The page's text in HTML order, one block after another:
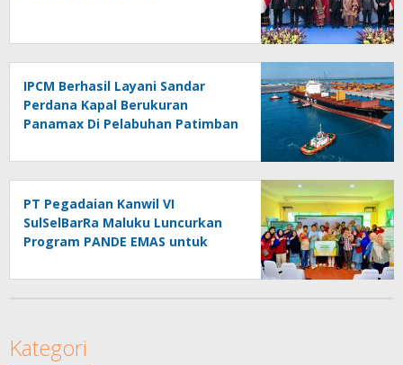
IPCM Berhasil Layani Sandar
Perdana Kapal Berukuran
Panamax Di Pelabuhan Patimban
PT Pegadaian Kanwil VI
SulSelBarRa Maluku Luncurkan
Program PANDE EMAS untuk
Masyarakat
Kategori